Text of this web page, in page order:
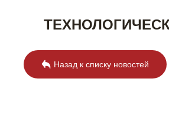
Назад к списку новостей